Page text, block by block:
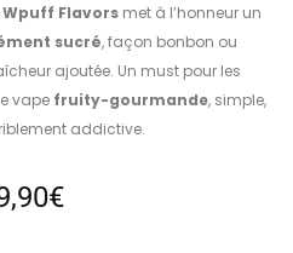
Wpuff Flavors met à l’honneur un
sucré, façon bonbon ou
ajoutée. Un must pour les
vape fruity-gourmande, simple,
addictive.
€